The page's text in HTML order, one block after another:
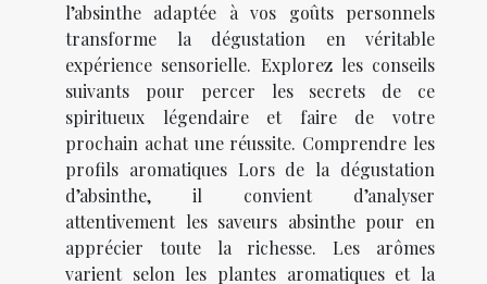
l’absinthe adaptée à vos goûts personnels
transforme la dégustation en véritable
expérience sensorielle. Explorez les conseils
suivants pour percer les secrets de ce
spiritueux légendaire et faire de votre
prochain achat une réussite. Comprendre les
profils aromatiques Lors de la dégustation
d’absinthe, il convient d’analyser
attentivement les saveurs absinthe pour en
apprécier toute la richesse. Les arômes
varient selon les plantes aromatiques et la